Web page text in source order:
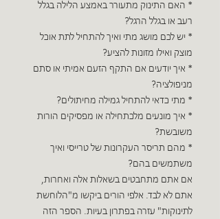
* האם התינוק מתעורר באמצע הלילה בגלל
רעב או בגלל הרגל?
* יש לכם מושג מתי ואיך להתחיל לתת אוכל
מוצק ואילו מזונות להציע?
* איך יודעים אם התקף הזעם אמיתי או סתם
מניפולציה?
* מתי כדאי להתחיל גמילה מחיתולים?
* איך מונעים מלכתחילה או מפסיקים הורות
משובשת?
* מהם תריסר העקרונות של טרייסי ואיך
משתמשים בהם?
אם אתם מתחבטים בשאלות אלה ואחרות,
אתם לא לבד. אלפי הורים ביקשו מ"הלוחשת
לתינוקות" עזרה בפתרון בעיות. הספר הזה